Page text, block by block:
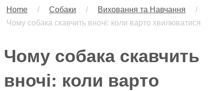
Home / Собаки / Виховання та Навчання
/
Чому собака скавчить вночі: коли варто хвилюватися
Чому собака скавчить
вночі: коли варто